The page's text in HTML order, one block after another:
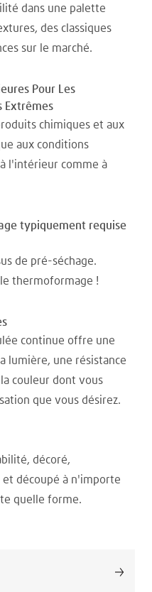
dans une palette
des classiques
sur le marché.
Pour Les
Extrêmes
chimiques et aux
aux conditions
l'intérieur comme à
typiquement requise
de pré-séchage.
thermoformage !
continue offre une
lumière, une résistance
couleur dont vous
que vous désirez.
décoré,
découpé à n'importe
quelle forme.